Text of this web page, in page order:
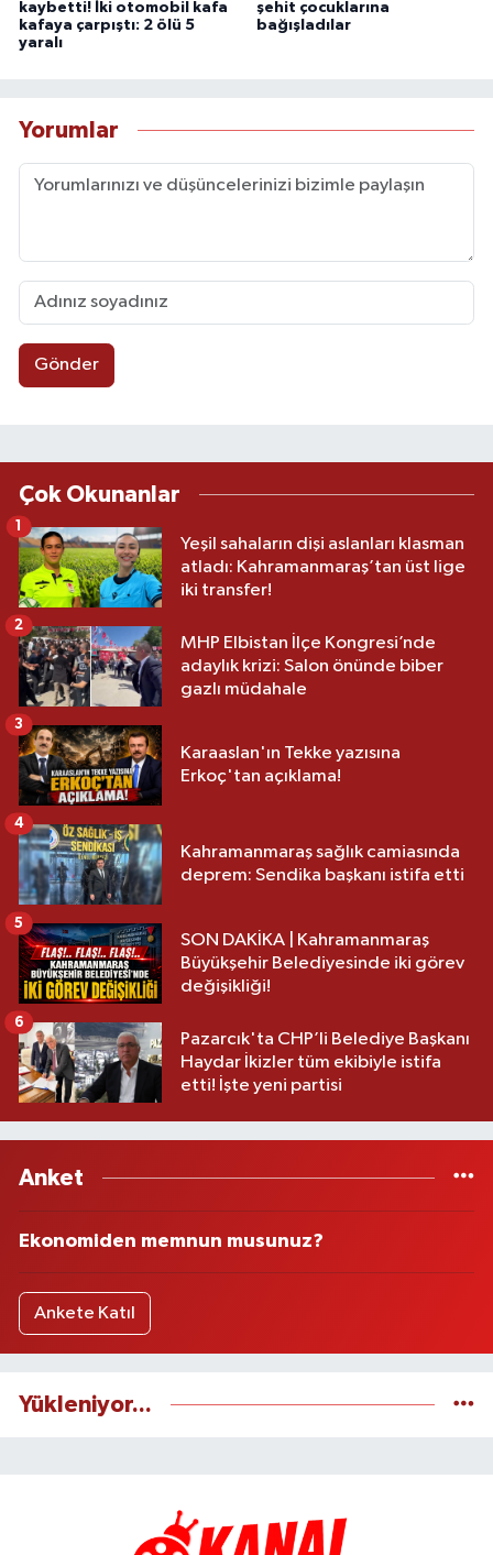
kaybetti! İki otomobil kafa
kafaya çarpıştı: 2 ölü 5
yaralı
şehit çocuklarına
bağışladılar
Yorumlar
Gönder
Çok Okunanlar
Yeşil sahaların dişi aslanları klasman
atladı: Kahramanmaraş’tan üst lige
iki transfer!
1
MHP Elbistan İlçe Kongresi’nde
adaylık krizi: Salon önünde biber
gazlı müdahale
2
Karaaslan'ın Tekke yazısına
Erkoç'tan açıklama!
3
Kahramanmaraş sağlık camiasında
deprem: Sendika başkanı istifa etti
4
SON DAKİKA | Kahramanmaraş
Büyükşehir Belediyesinde iki görev
değişikliği!
5
Pazarcık'ta CHP’li Belediye Başkanı
Haydar İkizler tüm ekibiyle istifa
etti! İşte yeni partisi
6
Anket
Ekonomiden memnun musunuz?
Ankete Katıl
Yükleniyor...